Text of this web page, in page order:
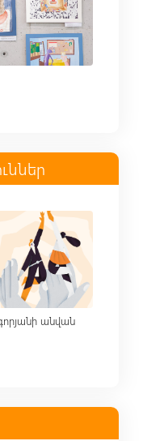
անվան